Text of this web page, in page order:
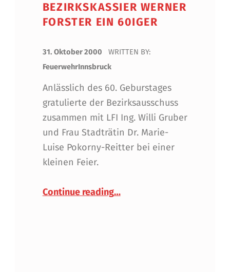
BEZIRKSKASSIER WERNER
FORSTER EIN 60IGER
31. Oktober 2000
WRITTEN BY:
FeuerwehrInnsbruck
Anlässlich des 60. Geburstages
gratulierte der Bezirksausschuss
zusammen mit LFI Ing. Willi Gruber
und Frau Stadträtin Dr. Marie-
Luise Pokorny-Reitter bei einer
kleinen Feier.
Continue reading…